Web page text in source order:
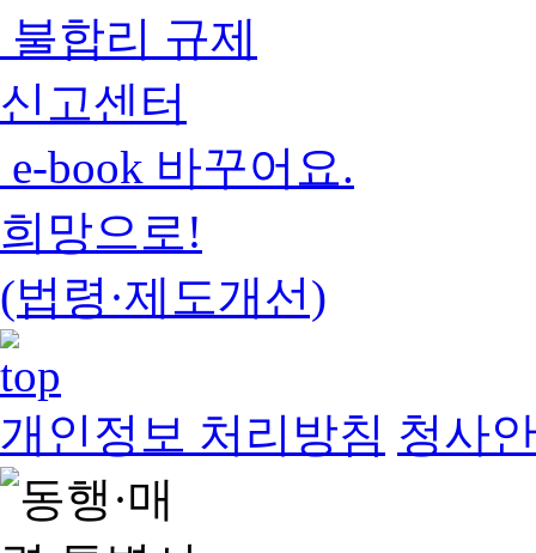
불합리 규제
신고센터
e-book 바꾸어요.
희망으로!
(법령·제도개선)
개인정보 처리방침 청사